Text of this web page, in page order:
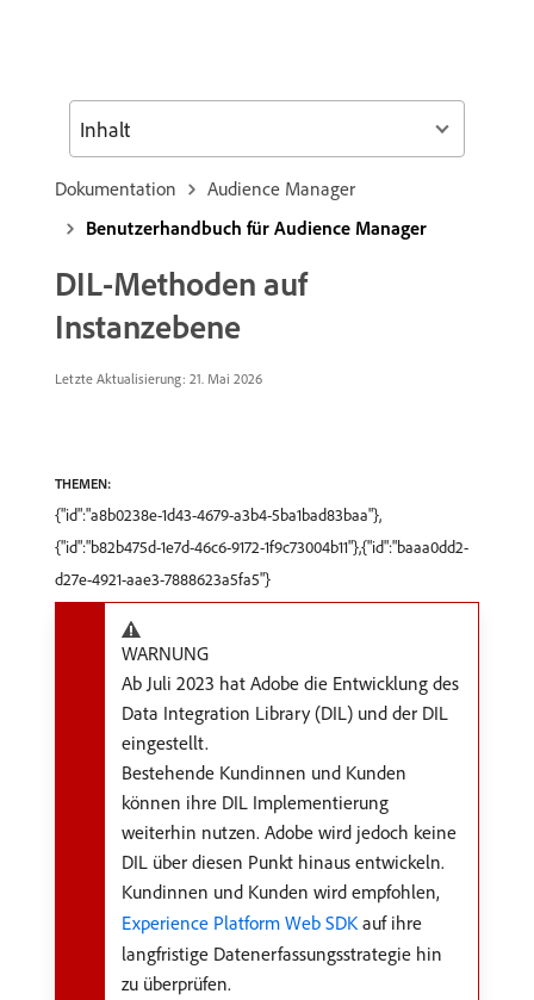
Dokumentation
Audience Manager
Benutzerhandbuch für Audience Manager
DIL-Methoden auf
Instanzebene
Letzte Aktualisierung: 21. Mai 2026
THEMEN:
{"id":"a8b0238e-1d43-4679-a3b4-5ba1bad83baa"},
{"id":"b82b475d-1e7d-46c6-9172-1f9c73004b11"},{"id":"baaa0dd2-
d27e-4921-aae3-7888623a5fa5"}
WARNUNG
Ab Juli 2023 hat Adobe die Entwicklung des
Data Integration Library (DIL) und der DIL
eingestellt.
Bestehende Kundinnen und Kunden
können ihre DIL Implementierung
weiterhin nutzen. Adobe wird jedoch keine
DIL über diesen Punkt hinaus entwickeln.
Kundinnen und Kunden wird empfohlen,
Experience Platform Web SDK auf ihre
langfristige Datenerfassungsstrategie hin
zu überprüfen.
Inhalt